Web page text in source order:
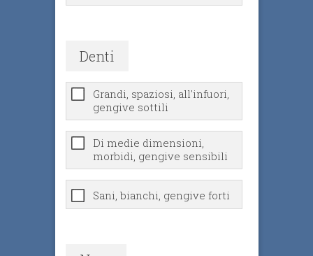
Denti
Grandi, spaziosi, all'infuori,
gengive sottili
Di medie dimensioni,
morbidi, gengive sensibili
Sani, bianchi, gengive forti